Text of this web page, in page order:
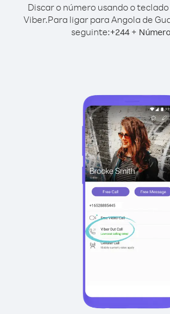
Discar o número usando o
Viber.Para ligar para Angola de
seguinte:+244+